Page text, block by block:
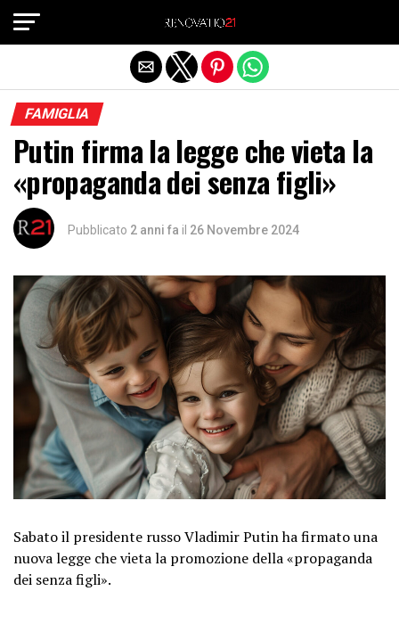
FAMIGLIA
Putin firma la legge che vieta la
«propaganda dei senza figli»
Pubblicato 2 anni fa il 26 Novembre 2024
Sabato il presidente russo Vladimir Putin ha firmato una
nuova legge che vieta la promozione della «propaganda
dei senza figli».
Exit mobile version